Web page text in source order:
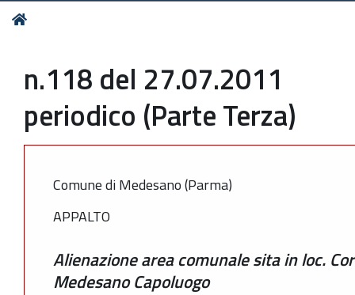
Tu
n.118 del 27.07.2011
periodico (Parte Terza)
Comune di Medesano (Parma)
APPALTO
Alienazione area comunale sita in loc.
Medesano Capoluogo